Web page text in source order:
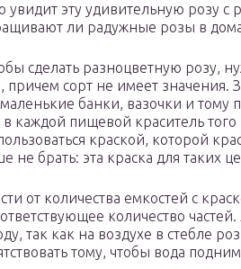
увидит эту удивительную розу с
ли радужные розы в
сделать разноцветную розу,
причем сорт не имеет значения.
банки, вазочки и
в каждой пищевой краситель
краской, которой
не брать: эта краска для таких
от количества емкостей с
количество
так как на воздухе в стебле
тому, чтобы вода